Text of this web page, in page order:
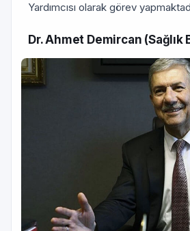
Yardımcısı olarak görev
Dr. Ahmet Demircan (Sağlık